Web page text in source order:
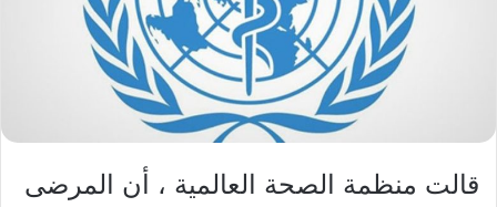
قالت منظمة الصحة العالمية ، أن المرضى